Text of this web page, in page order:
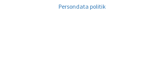
Persondata politik